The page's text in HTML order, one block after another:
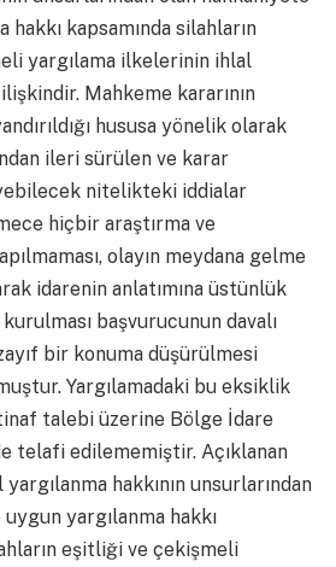
hakkı kapsamında silahların
yargılama ilkelerinin ihlal
Mahkeme kararının
hususa yönelik olarak
ileri sürülen ve karar
nitelikteki iddialar
hiçbir araştırma ve
olayın meydana gelme
idarenin anlatımına üstünlük
başvurucunun davalı
bir konuma düşürülmesi
Yargılamadaki bu eksiklik
talebi üzerine Bölge İdare
telafi edilememiştir. Açıklanan
hakkının unsurlarından
yargılanma hakkı
eşitliği ve çekişmeli